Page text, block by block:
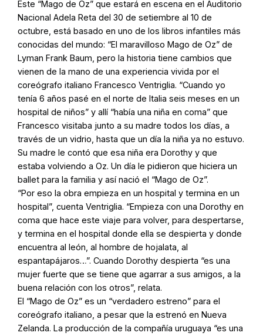
Este “Mago de Oz” que estará en escena en el Auditorio
Nacional Adela Reta del 30 de setiembre al 10 de
octubre, está basado en uno de los libros infantiles más
conocidas del mundo: “El maravilloso Mago de Oz” de
Lyman Frank Baum, pero la historia tiene cambios que
vienen de la mano de una experiencia vivida por el
coreógrafo italiano Francesco Ventriglia. “Cuando yo
tenía 6 años pasé en el norte de Italia seis meses en un
hospital de niños” y allí “había una niña en coma” que
Francesco visitaba junto a su madre todos los días, a
través de un vidrio, hasta que un día la niña ya no estuvo.
Su madre le contó que esa niña era Dorothy y que
estaba volviendo a Oz. Un día le pidieron que hiciera un
ballet para la familia y así nació el “Mago de Oz”.
“Por eso la obra empieza en un hospital y termina en un
hospital”, cuenta Ventriglia. “Empieza con una Dorothy en
coma que hace este viaje para volver, para despertarse,
y termina en el hospital donde ella se despierta y donde
encuentra al león, al hombre de hojalata, al
espantapájaros…”. Cuando Dorothy despierta “es una
mujer fuerte que se tiene que agarrar a sus amigos, a la
buena relación con los otros”, relata.
El “Mago de Oz” es un “verdadero estreno” para el
coreógrafo italiano, a pesar que la estrenó en Nueva
Zelanda. La producción de la compañía uruguaya “es una